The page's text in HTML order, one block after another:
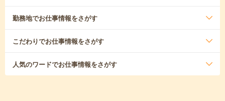
勤務地でお仕事情報をさがす
こだわりでお仕事情報をさがす
人気のワードでお仕事情報をさがす